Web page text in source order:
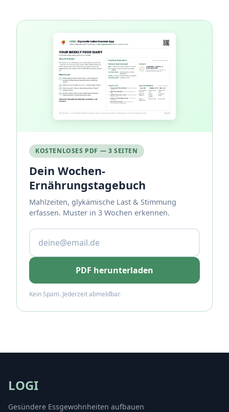
KOSTENLOSES PDF — 3 SEITEN
Dein Wochen-
Ernährungstagebuch
Mahlzeiten, glykämische Last & Stimmung
erfassen. Muster in 3 Wochen erkennen.
PDF herunterladen
Kein Spam. Jederzeit abmeldbar.
LOGI
Gesündere Essgewohnheiten aufbauen